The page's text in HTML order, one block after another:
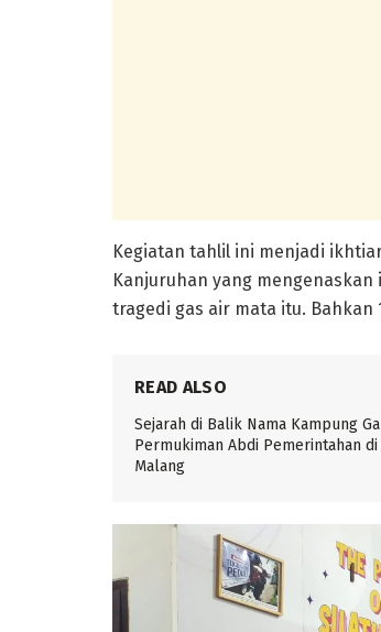
Kegiatan tahlil ini menjadi
Kanjuruhan yang
tragedi gas air mata itu. Bahkan
READ ALSO
Sejarah di Balik Nama Kampung
Permukiman Abdi Pemerintahan di
Malang